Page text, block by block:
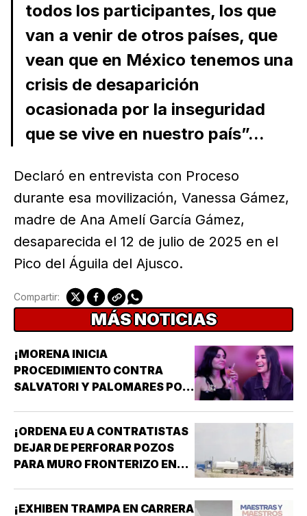
todos los participantes, los que
van a venir de otros países, que
vean que en México tenemos una
crisis de desaparición
ocasionada por la inseguridad
que se vive en nuestro país”...
Declaró en entrevista con Proceso
durante esa movilización, Vanessa Gámez,
madre de Ana Amelí García Gámez,
desaparecida el 12 de julio de 2025 en el
Pico del Águila del Ajusco.
Compartir:
MÁS NOTICIAS
¡MORENA INICIA
PROCEDIMIENTO CONTRA
SALVATORI Y PALOMARES POR
¡ORDENA EU A CONTRATISTAS
DEJAR DE PERFORAR POZOS
PARA MURO FRONTERIZO EN
¡EXHIBEN TRAMPA EN CARRERA